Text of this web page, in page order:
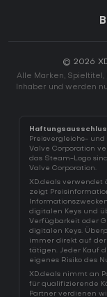
© 2026
Alle Marken,
Inhaber und werden
Preisvergleichs-
Valve Corporation
das Steam-Logo
Valve Corporation.
XD.deals verwendet
zeigt
digitalen Keys und
Verfügbarkeit oder
digitalen Keys.
immer direkt auf der
tätigen. Jeder Kauf
eigenes Risiko des
XD.deals nimmt an
für qualifizierende
Partner verdienen